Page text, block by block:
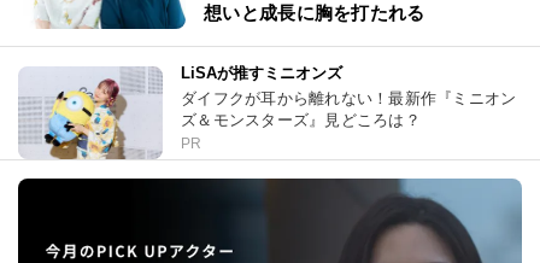
想いと成長に胸を打たれる
LiSAが推すミニオンズ
ダイフクが耳から離れない！最新作『ミニオン
ズ＆モンスターズ』見どころは？
PR